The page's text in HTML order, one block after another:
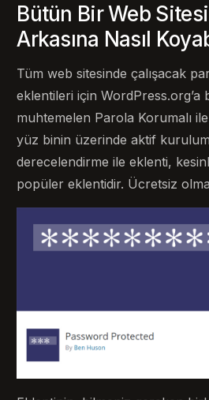
Bütün Bir Web
Arkasına Nasıl
Tüm web sitesinde çalışacak
eklentileri için WordPress.org’a
muhtemelen Parola Korumalı ile
yüz binin üzerinde aktif
derecelendirme ile eklenti,
popüler eklentidir. Ücretsiz